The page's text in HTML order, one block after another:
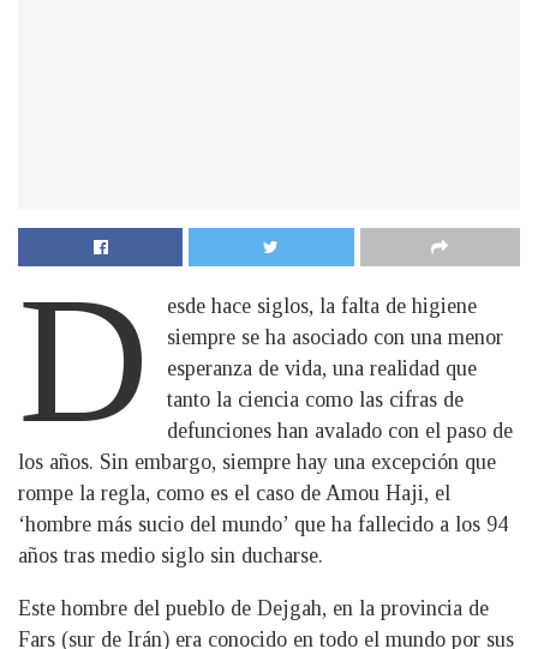
D
esde hace siglos, la falta de higiene
siempre se ha asociado con una menor
esperanza de vida, una realidad que
tanto la ciencia como las cifras de
defunciones han avalado con el paso de
los años. Sin embargo, siempre hay una excepción que
rompe la regla, como es el caso de Amou Haji, el
‘hombre más sucio del mundo’ que ha fallecido a los 94
años tras medio siglo sin ducharse.
Este hombre del pueblo de Dejgah, en la provincia de
Fars (sur de Irán) era conocido en todo el mundo por sus